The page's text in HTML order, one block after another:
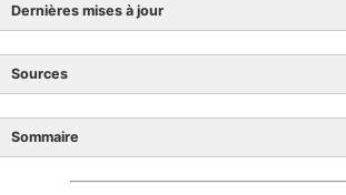
Dernières mises à jour
Sources
Sommaire